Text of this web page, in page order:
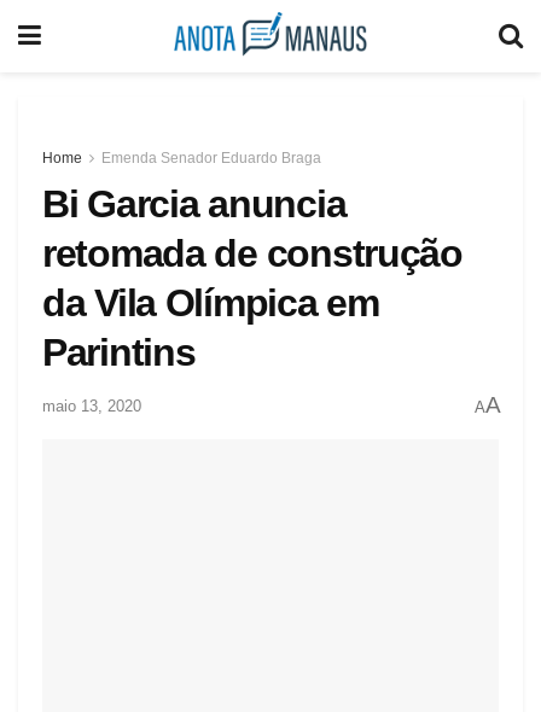
Home Emenda Senador Eduardo Braga
Bi Garcia anuncia
retomada de construção
da Vila Olímpica em
Parintins
maio 13, 2020 AA